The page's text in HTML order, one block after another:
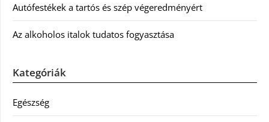
Autófestékek a tartós és szép végeredményért
Az alkoholos italok tudatos fogyasztása
Kategóriák
Egészség